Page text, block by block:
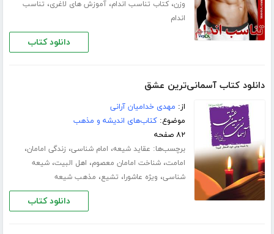
وزن،کتاب تناسب اندام،آموزش های لاغری، تناسب
اندام
دانلود کتاب
دانلود کتاب آسمانی‌ترین عشق
از: مهدی خدامیان آرانی
موضوع:کتاب‌های اندیشه و مذهب
۸۲ صفحه
برچسب‌ها: عقاید شیعه، امام شناسی، زندگی امامان،
امامت،شناخت امامان معصوم، اهل البیت،شیعه
شناسی، ویژه عاشورا، تشیع، مذهب شیعه
دانلود کتاب